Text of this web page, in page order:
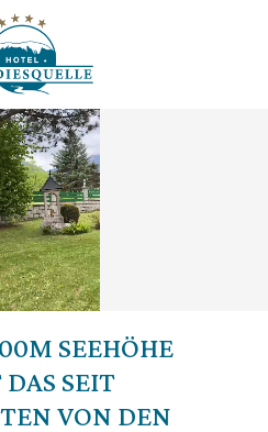
SEEHÖHE
SEIT
VON DEN